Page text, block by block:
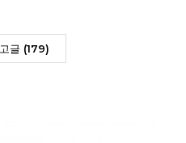
고글 (179)